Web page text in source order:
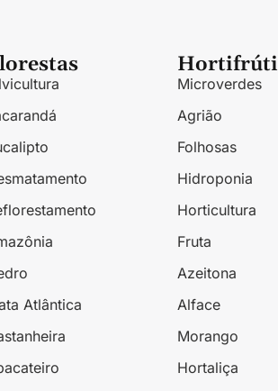
Atlântica
Hortifrúti
Microverdes
Agrião
Folhosas
Hidroponia
Horticultura
Fruta
Azeitona
Alface
Morango
Hortaliça